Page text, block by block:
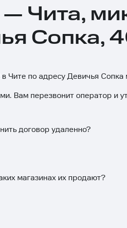
— Чита,
Сопка,
Чите по адресу Девичья
Вам перезвонит оператор и
договор удаленно?
магазинах их продают?